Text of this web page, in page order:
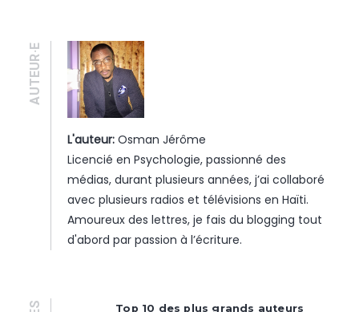
AUTEUR·E
L'auteur: Osman Jérôme
Licencié en Psychologie, passionné des
médias, durant plusieurs années, j’ai collaboré
avec plusieurs radios et télévisions en Haïti.
Amoureux des lettres, je fais du blogging tout
d'abord par passion à l’écriture.
Top 10 des plus grands auteurs